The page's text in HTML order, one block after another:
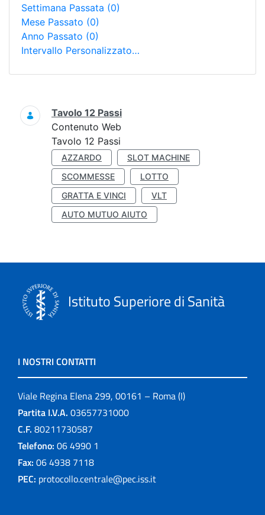
Settimana Passata (0)
Mese Passato (0)
Anno Passato (0)
Intervallo Personalizzato…
Ricerca
Tavolo 12 Passi
Contenuto Web
Tavolo 12 Passi
AZZARDO
SLOT MACHINE
SCOMMESSE
LOTTO
GRATTA E VINCI
VLT
AUTO MUTUO AIUTO
Istituto Superiore di Sanità
I NOSTRI CONTATTI
Viale Regina Elena 299, 00161 – Roma (I)
Partita I.V.A. 03657731000
C.F. 80211730587
Telefono: 06 4990 1
Fax: 06 4938 7118
PEC: protocollo.centrale@pec.iss.it